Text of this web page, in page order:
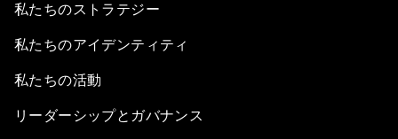
私たちのストラテジー
私たちのアイデンティティ
私たちの活動
リーダーシップとガバナンス